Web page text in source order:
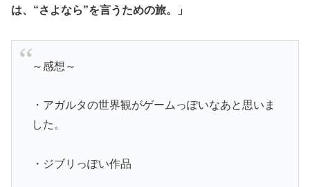
は、“さよなら”を言うための旅。」
～感想～
・アガルタの世界観がゲームっぽいなあと思いま
した。
・ジブリっぽい作品